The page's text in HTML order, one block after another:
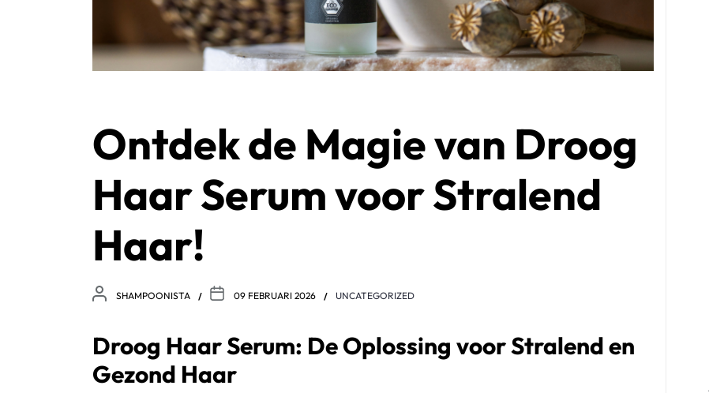
Ontdek de Magie van Droog
Haar Serum voor Stralend
Haar!
SHAMPOONISTA 09 FEBRUARI 2026 UNCATEGORIZED
Droog Haar Serum: De Oplossing voor Stralend en
Gezond Haar